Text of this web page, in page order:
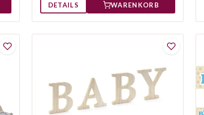
DETAILS WARENKORB